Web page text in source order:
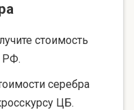
стоимость
РФ.
серебра
ЦБ.